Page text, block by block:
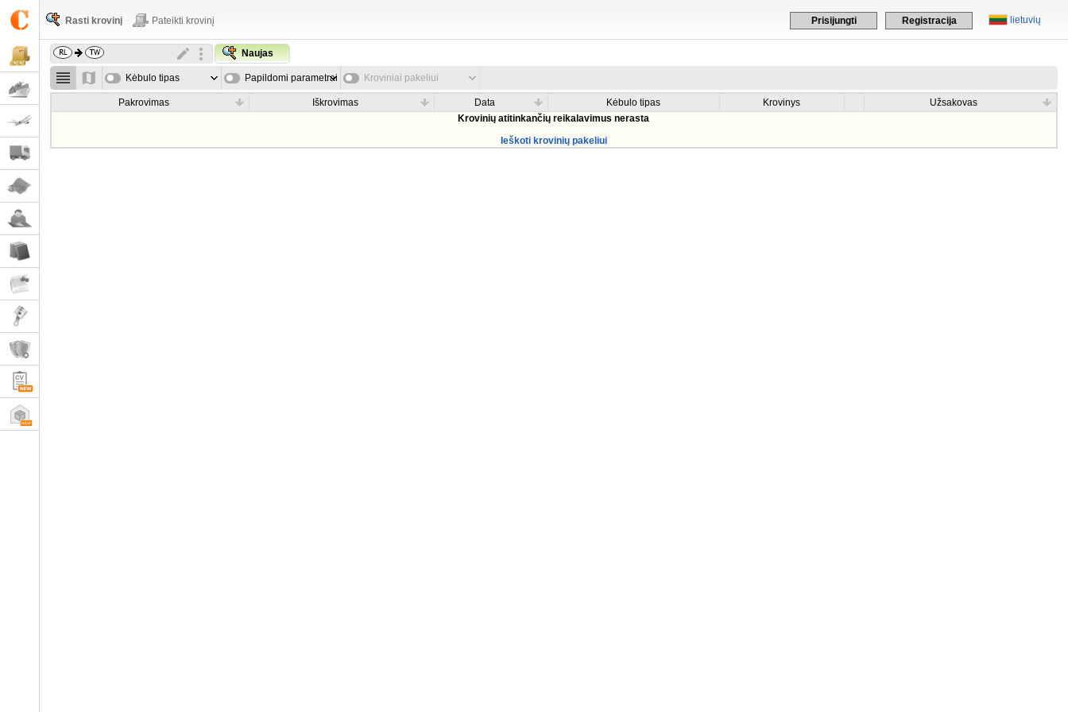
lietuvių
Prisijungti Registracija
Rasti krovinį Pateikti krovinį
Naujas
Kėbulo tipas Papildomi parametrai Kroviniai pakeliui
Pakrovimas Iškrovimas Data Kėbulo tipas Krovinys
Užsakovas
Krovinių atitinkančių reikalavimus nerasta
Ieškoti krovinių pakeliui